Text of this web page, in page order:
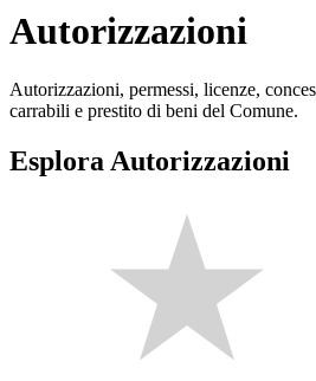
Autorizzazioni
Autorizzazioni, permessi, licenze,
carrabili e prestito di beni del Comune.
Esplora Autorizzazioni